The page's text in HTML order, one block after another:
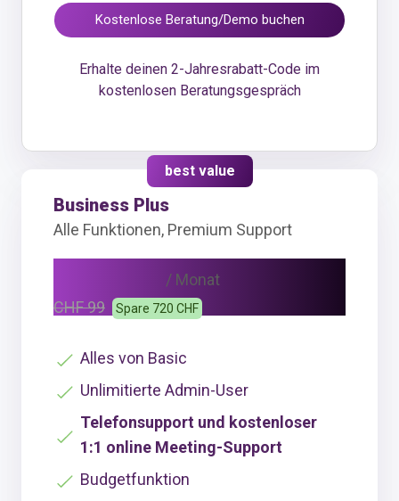
Kostenlose Beratung/Demo buchen
Erhalte deinen 2-Jahresrabatt-Code im
kostenlosen Beratungsgespräch
best value
Business Plus
Alle Funktionen, Premium Support
/ Monat
CHF 99
Spare 720 CHF
Alles von Basic
Unlimitierte Admin-User
Telefonsupport und kostenloser
1:1 online Meeting-Support
Budgetfunktion